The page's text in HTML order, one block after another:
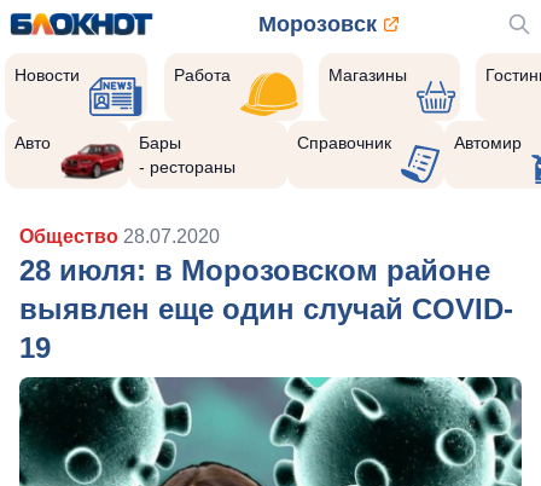
Морозовск
Новости Работа Магазины
Авто
Бары
- рестораны
Справочник Автомир
Общество 28.07.2020
28 июля: в Морозовском районе
выявлен еще один случай COVID-
19